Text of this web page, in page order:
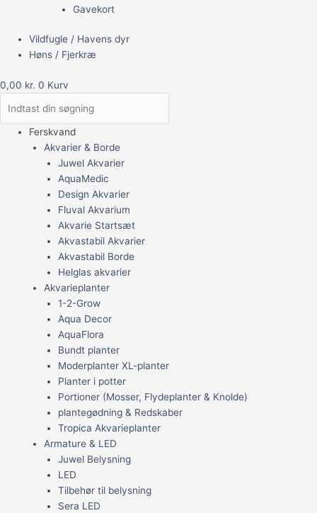
Gavekort
Vildfugle / Havens dyr
Høns / Fjerkræ
0,00 kr. 0 Kurv
Ferskvand
Akvarier & Borde
Juwel Akvarier
AquaMedic
Design Akvarier
Fluval Akvarium
Akvarie Startsæt
Akvastabil Akvarier
Akvastabil Borde
Helglas akvarier
Akvarieplanter
1-2-Grow
Aqua Decor
AquaFlora
Bundt planter
Moderplanter XL-planter
Planter i potter
Portioner (Mosser, Flydeplanter & Knolde)
plantegødning & Redskaber
Tropica Akvarieplanter
Armature & LED
Juwel Belysning
LED
Tilbehør til belysning
Sera LED